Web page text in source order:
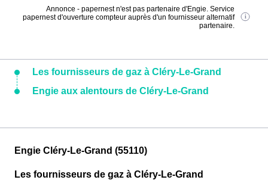
Annonce - papernest n'est pas partenaire d'Engie. Service
papernest d'ouverture compteur auprès d'un fournisseur alternatif
partenaire.
Les fournisseurs de gaz à Cléry-Le-Grand
Engie aux alentours de Cléry-Le-Grand
Engie Cléry-Le-Grand (55110)
Les fournisseurs de gaz à Cléry-Le-Grand